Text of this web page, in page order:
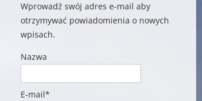
Wprowadź swój adres e-mail aby
otrzymywać powiadomienia o nowych
wpisach.
Nazwa
E-mail*